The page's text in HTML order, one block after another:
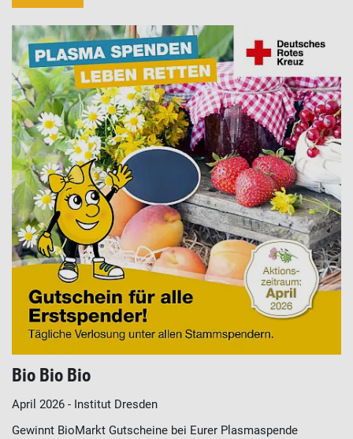
Bio Bio Bio
April 2026 - Institut Dresden
Gewinnt BioMarkt Gutscheine bei Eurer Plasmaspende